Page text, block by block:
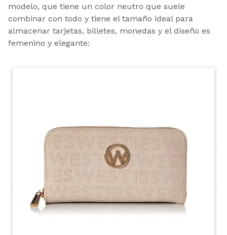
modelo, que tiene un color neutro que suele
combinar con todo y tiene el tamaño ideal para
almacenar tarjetas, billetes, monedas y el diseño es
femenino y elegante: